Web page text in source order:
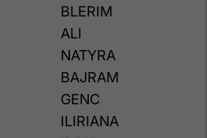
BLERIM
ALI
NATYRA
BAJRAM
GENC
ILIRIANA